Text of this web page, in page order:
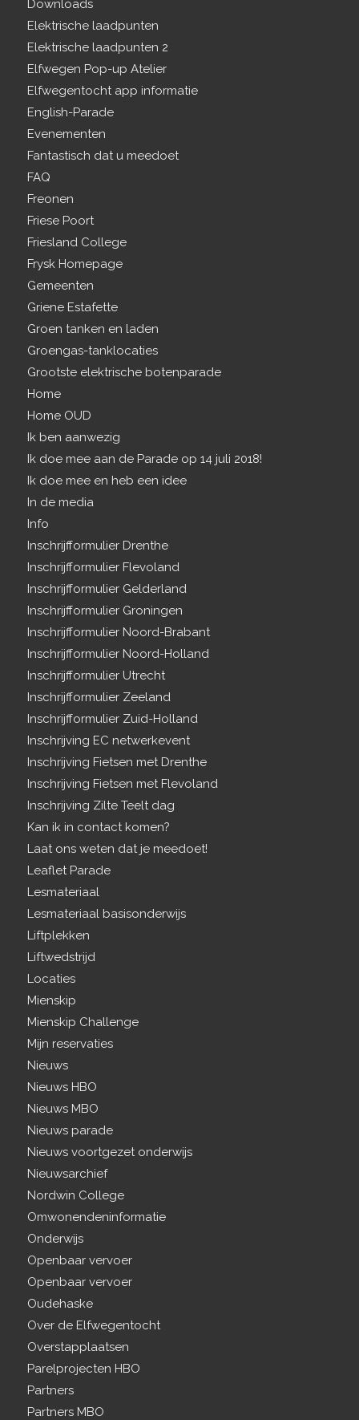
Downloads
Elektrische laadpunten
Elektrische laadpunten 2
Elfwegen Pop-up Atelier
Elfwegentocht app informatie
English-Parade
Evenementen
Fantastisch dat u meedoet
FAQ
Freonen
Friese Poort
Friesland College
Frysk Homepage
Gemeenten
Griene Estafette
Groen tanken en laden
Groengas-tanklocaties
Grootste elektrische botenparade
Home
Home OUD
Ik ben aanwezig
Ik doe mee aan de Parade op 14 juli 2018!
Ik doe mee en heb een idee
In de media
Info
Inschrijfformulier Drenthe
Inschrijfformulier Flevoland
Inschrijfformulier Gelderland
Inschrijfformulier Groningen
Inschrijfformulier Noord-Brabant
Inschrijfformulier Noord-Holland
Inschrijfformulier Utrecht
Inschrijfformulier Zeeland
Inschrijfformulier Zuid-Holland
Inschrijving EC netwerkevent
Inschrijving Fietsen met Drenthe
Inschrijving Fietsen met Flevoland
Inschrijving Zilte Teelt dag
Kan ik in contact komen?
Laat ons weten dat je meedoet!
Leaflet Parade
Lesmateriaal
Lesmateriaal basisonderwijs
Liftplekken
Liftwedstrijd
Locaties
Mienskip
Mienskip Challenge
Mijn reservaties
Nieuws
Nieuws HBO
Nieuws MBO
Nieuws parade
Nieuws voortgezet onderwijs
Nieuwsarchief
Nordwin College
Omwonendeninformatie
Onderwijs
Openbaar vervoer
Openbaar vervoer
Oudehaske
Over de Elfwegentocht
Overstapplaatsen
Parelprojecten HBO
Partners
Partners MBO